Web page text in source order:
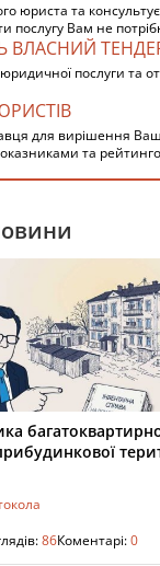
юриста та
послугу Вам не
ВЛАСНИЙ
послуги та
для вирішення
та
86Коментарі:0